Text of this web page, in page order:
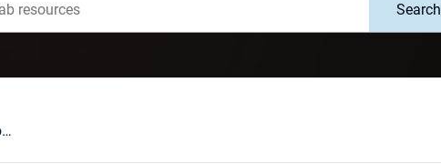
Search
Instytucje ustrojowe afrykańskich państw orientacji socjalistycznej